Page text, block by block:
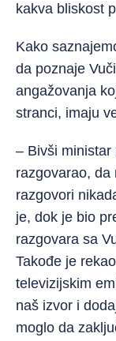
kakva bliskost
Kako
da poznaje
angažovanja
stranci, imaju
– Bivši ministar
razgovarao, da
razgovori
je, dok je bio
razgovara sa
Takođe je
televizijskim
naš izvor i
moglo da